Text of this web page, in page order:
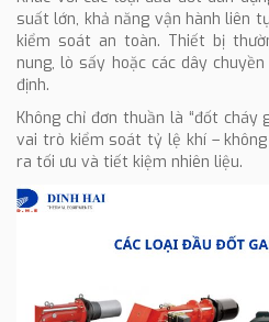
suất lớn, khả năng vận hành liên
kiểm soát an toàn. Thiết bị
nung, lò sấy hoặc các dây
định.
Không chỉ đơn thuần là “đốt cháy
vai trò kiểm soát tỷ lệ khí –
ra tối ưu và tiết kiệm nhiên liệu.